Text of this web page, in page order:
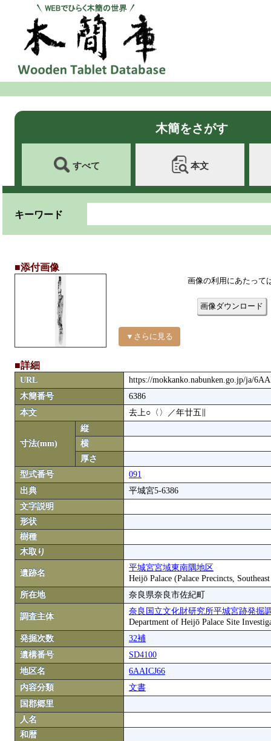
木簡をさがす
すべて 本文
キーワード
■添付画像
▼さらに見る
画像の利用にあたって
画像ダウンロード
■詳細
URL
https://mokkanko.nabunken.go.jp/ja/
木簡番号
6386
本文
去上○〈〉／年廿五∥
寸法(mm)
縦
横
厚さ
型式番号
091
出典
平城宮5-6386
文字説明
形状
樹種
木取り
遺跡名
平城宮宮域東南隅地区
Heijō Palace (Palace Precincts,
所在地
奈良県奈良市佐紀町
調査主体
奈良国立文化財研究所平城宮跡発掘
Department of Heijō Palace Site
発掘次数
32補
遺構番号
SD4100
地区名
6AAICJ66
内容分類
文書
国郡郷里
人名
和暦